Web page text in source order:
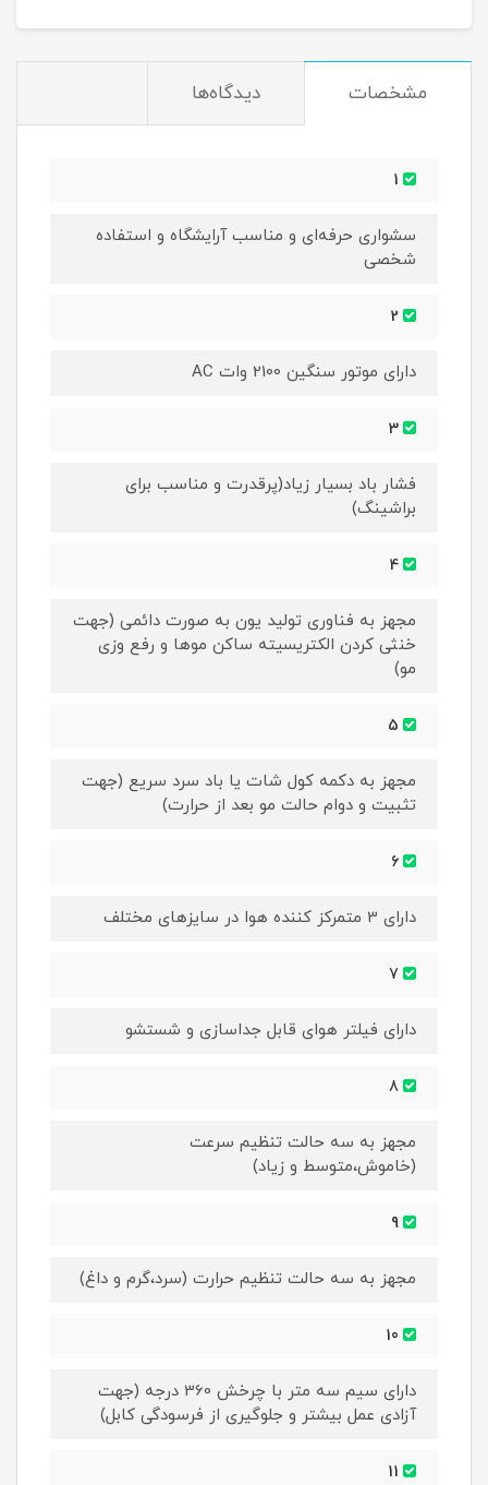
مشخصات دیدگاه‌ها
سشواری حرفه‌ای و مناسب آرایشگاه و استفاده
شخصی
دارای موتور سنگین 2100 وات AC
فشار باد بسیار زیاد(پرقدرت و مناسب برای
براشینگ)
مجهز به فناوری تولید یون به صورت دائمی (جهت
خنثی کردن الکتریسیته ساکن موها و رفع وزی
مو)
مجهز به دکمه کول شات یا باد سرد سریع (جهت
تثبیت و دوام حالت مو بعد از حرارت)
دارای 3 متمرکز کننده هوا در سایزهای مختلف
دارای فیلتر هوای قابل جداسازی و شستشو
مجهز به سه حالت تنظیم سرعت
(خاموش،متوسط و زیاد)
مجهز به سه حالت تنظیم حرارت (سرد،گرم و داغ)
دارای سیم سه متر با چرخش 360 درجه (جهت
آزادی عمل بیشتر و جلوگیری از فرسودگی کابل)